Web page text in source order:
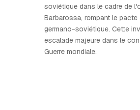
soviétique dans le cadre de
Barbarossa, rompant le
germano-soviétique. Cette
escalade majeure dans le
Guerre mondiale.